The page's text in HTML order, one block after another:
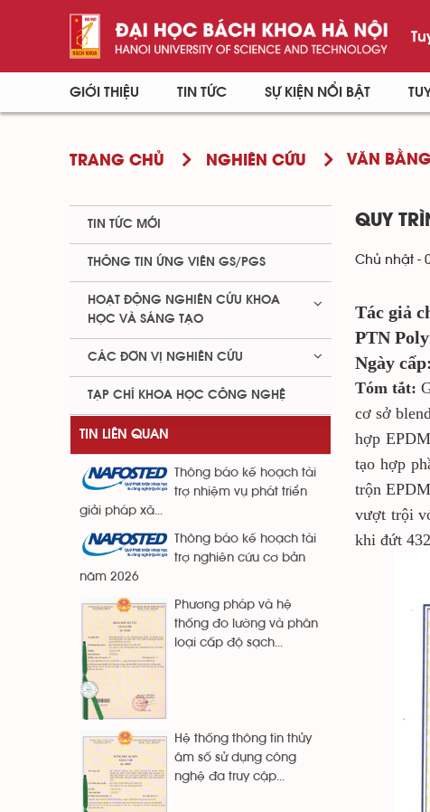
GIỚI THIỆU TIN TỨC SỰ KIỆN NỔI BẬT
TRANG CHỦ NGHIÊN CỨU VĂN
QUY
Chủ nhật -
Tác giả
PTN
Ngày
Tóm tắt:
cơ sở
hợp
tạo hợp
trộn
vượt trội
khi đứt
TIN TỨC MỚI
THÔNG TIN ỨNG VIÊN GS/PGS
HOẠT ĐỘNG NGHIÊN CỨU KHOA
HỌC VÀ SÁNG TẠO
CÁC ĐƠN VỊ NGHIÊN CỨU
TẠP CHÍ KHOA HỌC CÔNG NGHỆ
TIN LIÊN QUAN
Thông báo kế hoạch tài
trợ nhiệm vụ phát triển
giải pháp xã...
Thông báo kế hoạch tài
trợ nghiên cứu cơ bản
năm 2026
Phương pháp và hệ
thống đo lường và phân
loại cấp độ sạch...
Hệ thống thông tin thủy
âm số sử dụng công
nghệ đa truy cập...